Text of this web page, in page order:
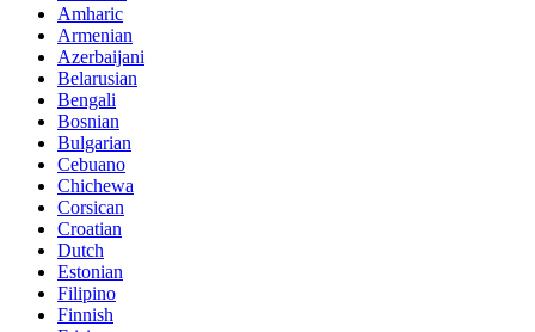
Amharic
Armenian
Azerbaijani
Belarusian
Bengali
Bosnian
Bulgarian
Cebuano
Chichewa
Corsican
Croatian
Dutch
Estonian
Filipino
Finnish